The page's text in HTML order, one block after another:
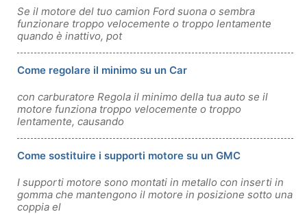
Se il motore del tuo camion Ford suona o sembra
funzionare troppo velocemente o troppo lentamente
quando è inattivo, pot
Come regolare il minimo su un Car
con carburatore Regola il minimo della tua auto se il
motore funziona troppo velocemente o troppo
lentamente, causando
Come sostituire i supporti motore su un GMC
I supporti motore sono montati in metallo con inserti in
gomma che mantengono il motore in posizione sotto una
coppia el